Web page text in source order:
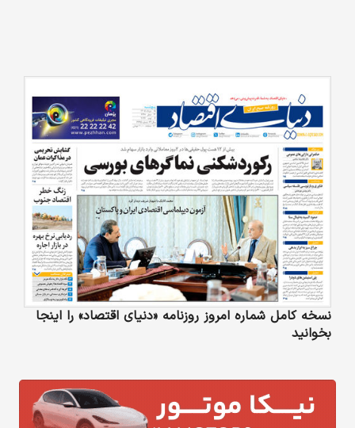
نسخه کامل شماره امروز روزنامه «دنیای‌ اقتصاد» را اینجا
بخوانید